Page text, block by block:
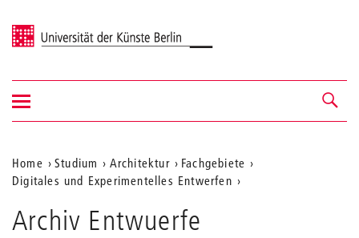
Universität der Künste Berlin
Navigation &
Suche
Navigation
ein-/ausblenden
Aktuelle
Position
auf
Home Studium Architektur
Fachgebiete
Digitales und Experimentelles Entwerfen
Archiv Entwuerfe